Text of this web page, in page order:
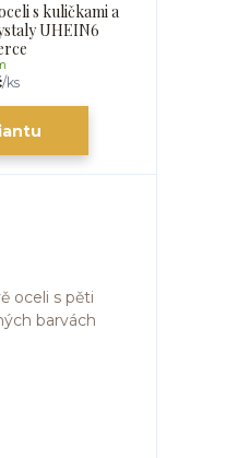
s kuličkami a
UHEIN6
/ks